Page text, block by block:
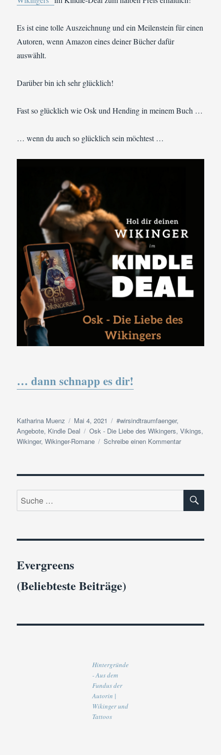
Es ist eine tolle Auszeichnung und ein Meilenstein für einen
Autoren, wenn Amazon eines deiner Bücher dafür
auswählt.
Darüber bin ich sehr glücklich!
Fast so glücklich wie Osk und Hending in meinem Buch …
… wenn du auch so glücklich sein möchtest …
… dann schnapp es dir!
Autor
Katharina Muenz
Veröffentlicht
am
Mai 4, 2021 Kategorien
#wirsindtraumfaenger,
Angebote, Kindle Deal Schlagwörter
Osk - Die Liebe des Wikingers,Vikings,
Wikinger,Wikinger-Romane Schreibe einen Kommentarzu
Kindle-
Suche
nach:
Evergreens
(Beliebteste Beiträge)
Hintergründe
- Aus dem
Fundus der
Autorin |
Wikinger und
Tattoos